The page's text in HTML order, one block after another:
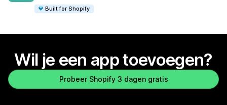
Built for Shopify
Wil je een app toevoegen?
Probeer Shopify 3 dagen gratis